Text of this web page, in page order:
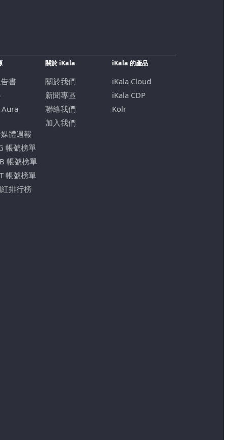
書
體週報
帳號榜單
帳號榜單
帳號榜單
排行榜
關於 iKala
關於我們
新聞專區
聯絡我們
加入我們
iKala 的產品
iKala Cloud
iKala CDP
Kolr